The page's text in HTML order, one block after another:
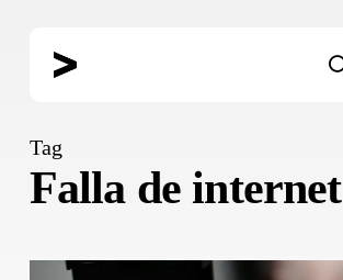
Tag
Falla de internet